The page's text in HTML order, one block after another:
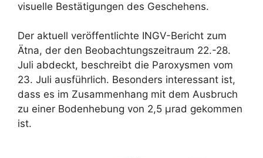
visuelle Bestätigungen des Geschehens.
Der aktuell veröffentlichte INGV-Bericht zum
Ätna, der den Beobachtungszeitraum 22.-28.
Juli abdeckt, beschreibt die Paroxysmen vom
23. Juli ausführlich. Besonders interessant ist,
dass es im Zusammenhang mit dem Ausbruch
zu einer Bodenhebung von 2,5 µrad gekommen
ist.